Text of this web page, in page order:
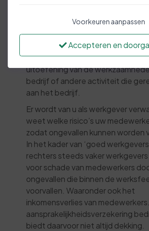
alleen veilige werkomstandigheden.
De Schadeverzekering voor
de schade van een werknemer
ongevallen die plaats vinden
uitoefening van de
bedrijf of andere activiteit die
aan het bedrijf.
Er wordt van u als werkgever
weet welke risico’s uw
zodat ongevallen kunnen worden
In het kader van ‘goed
rechters steeds vaker
voor schade van medewerkers
ongevallen die binnen de
voorvallen. Waaronder ook het
inkomensverlies van
aansprakelijkheidsverzekering
biedt daarvoor niet altijd dekking.
Voorkeuren aanpassen
Accepteren en